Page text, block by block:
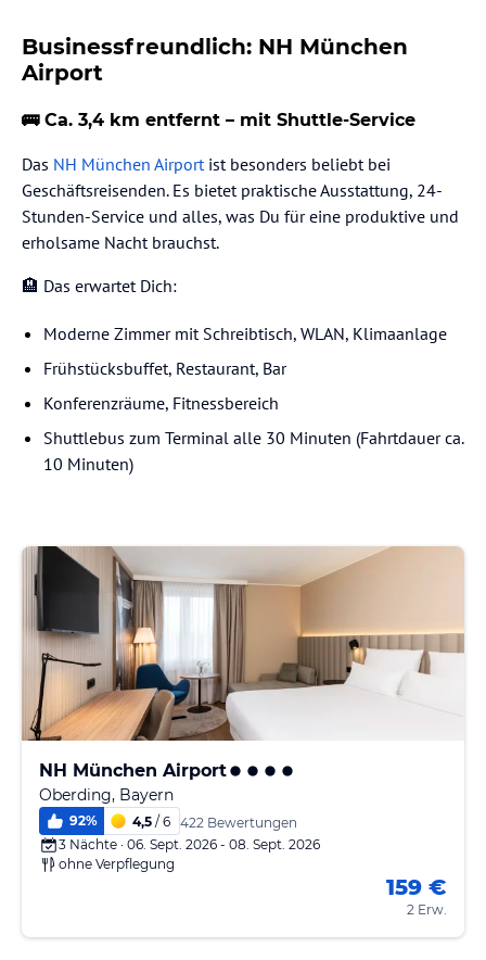
Businessfreundlich: NH München
Airport
🚌 Ca. 3,4 km entfernt – mit Shuttle-Service
Das NH München Airportist besonders beliebt bei
Geschäftsreisenden. Es bietet praktische Ausstattung, 24-
Stunden-Service und alles, was Du für eine produktive und
erholsame Nacht brauchst.
🏨 Das erwartet Dich:
Moderne Zimmer mit Schreibtisch, WLAN, Klimaanlage
Frühstücksbuffet, Restaurant, Bar
Konferenzräume, Fitnessbereich
Shuttlebus zum Terminal alle 30 Minuten (Fahrtdauer ca.
10 Minuten)
NH München Airport
Oberding, Bayern
92% 4,5 / 6 422 Bewertungen
3 Nächte · 06. Sept. 2026 - 08. Sept. 2026
ohne Verpflegung
159 €
2 Erw.